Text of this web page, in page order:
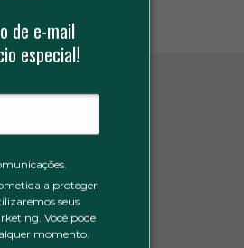
de e-mail
especial!
a proteger
seus
Você pode
momento.